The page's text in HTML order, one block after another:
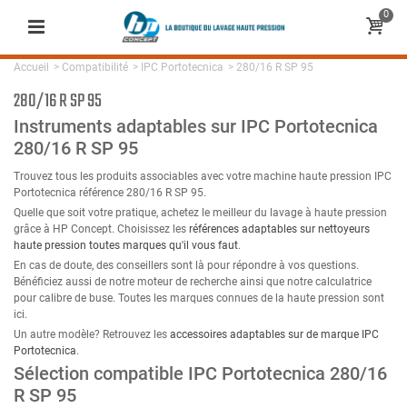
0
Accueil > Compatibilité > IPC Portotecnica > 280/16 R SP 95
280/16 R SP 95
Instruments adaptables sur IPC Portotecnica
280/16 R SP 95
Trouvez tous les produits associables avec votre machine haute pression IPC
Portotecnica référence 280/16 R SP 95.
Quelle que soit votre pratique, achetez le meilleur du lavage à haute pression
grâce à HP Concept. Choisissez les références adaptables sur nettoyeurs
haute pression toutes marques qu'il vous faut.
En cas de doute, des conseillers sont là pour répondre à vos questions.
Bénéficiez aussi de notre moteur de recherche ainsi que notre calculatrice
pour calibre de buse. Toutes les marques connues de la haute pression sont
ici.
Un autre modèle? Retrouvez les accessoires adaptables sur de marque IPC
Portotecnica.
Sélection compatible IPC Portotecnica 280/16
R SP 95